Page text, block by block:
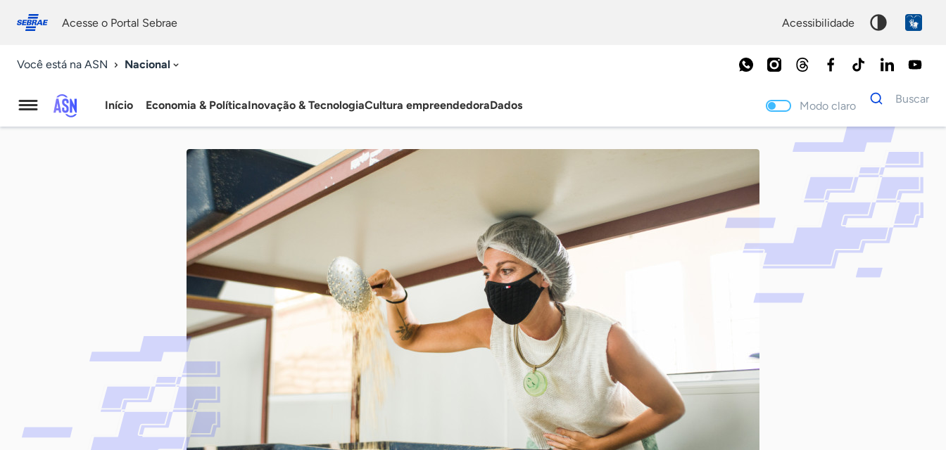
conosco
Acesse o Portal Sebrae acessibilidade
Você está na ASN Nacional
Agência
Início Economia & PolíticaInovação & TecnologiaCultura empreendedoraDados Modo claro
Dados
para
Buscar
Palavra
chave